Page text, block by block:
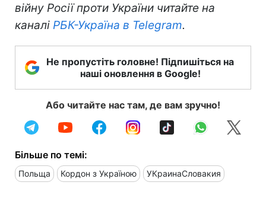
війну Росії проти України читайте на
каналі РБК-Україна в Telegram.
Не пропустіть головне! Підпишіться на
наші оновлення в Google!
Або читайте нас там, де вам зручно!
Більше по темі:
Польща Кордон з Україною УКраинаСловакия